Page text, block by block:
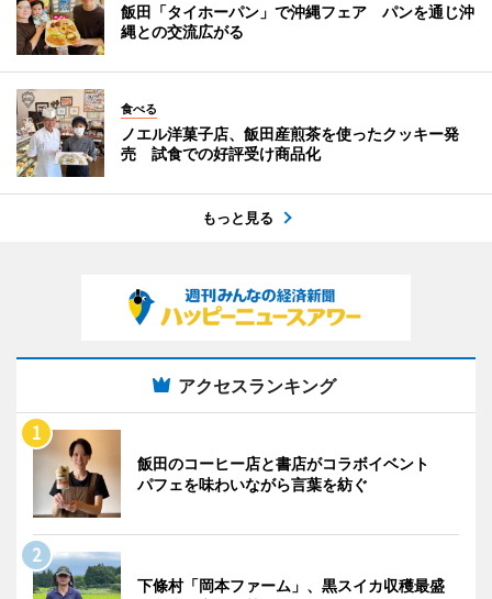
飯田「タイホーパン」で沖縄フェア パンを通じ沖
縄との交流広がる
食べる
ノエル洋菓子店、飯田産煎茶を使ったクッキー発
売 試食での好評受け商品化
もっと見る
アクセスランキング
飯田のコーヒー店と書店がコラボイベント
パフェを味わいながら言葉を紡ぐ
下條村「岡本ファーム」、黒スイカ収穫最盛